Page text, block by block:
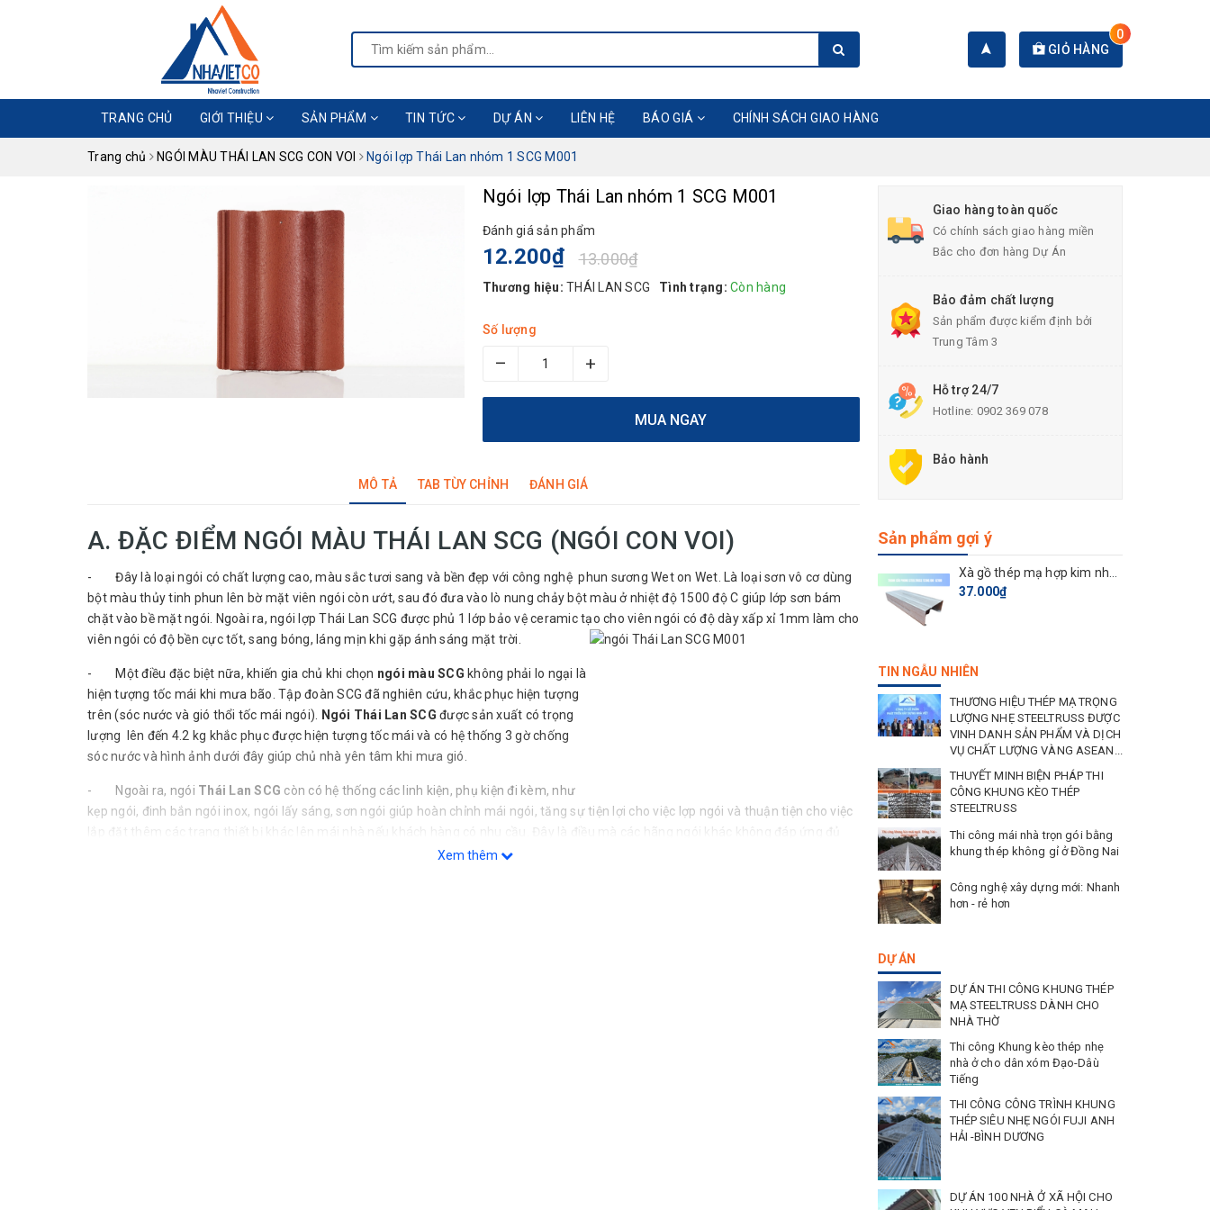
GIỎ HÀNG
0
TRANG CHỦ GIỚI THIỆU SẢN PHẨM TIN TỨC DỰ ÁN LIÊN HỆ BÁO GIÁ CHÍNH SÁCH GIAO HÀNG
Trang chủ NGÓI MÀU THÁI LAN SCG CON VOI Ngói lợp Thái Lan nhóm 1 SCG M001
Ngói lợp Thái Lan nhóm 1 SCG M001
Đánh giá sản phẩm
12.200₫ 13.000₫
Thương hiệu: THÁI LAN SCG Tình trạng: Còn hàng
Số lượng
– +
MUA NGAY
MÔ TẢ TAB TÙY CHỈNH ĐÁNH GIÁ
A. ĐẶC ĐIỂM NGÓI MÀU THÁI LAN SCG (NGÓI CON VOI)
- Đây là loại ngói có chất lượng cao, màu sắc tươi sang và bền đẹp với công nghệ phun sương Wet on Wet. Là loại sơn vô cơ dùng
bột màu thủy tinh phun lên bờ mặt viên ngói còn ướt, sau đó đưa vào lò nung chảy bột màu ở nhiệt độ 1500 độ C giúp lớp sơn bám
chặt vào bề mặt ngói. Ngoài ra, ngói lợp Thái Lan SCG được phủ 1 lớp bảo vệ ceramic tạo cho viên ngói có độ dày xấp xỉ 1mm làm cho
viên ngói có độ bền cực tốt, sang bóng, láng mịn khi gặp ánh sáng mặt trời.
- Một điều đặc biệt nữa, khiến gia chủ khi chọn ngói màu SCG không phải lo ngại là
hiện tượng tốc mái khi mưa bão. Tập đoàn SCG đã nghiên cứu, khắc phục hiện tượng
trên (sóc nước và gió thổi tốc mái ngói).
Ngói Thái Lan SCG được sản xuất có trọng
lượng lên đến 4.2 kg khắc phục được hiện tượng tốc mái và có hệ thống 3 gờ chống
sóc nước và hình ảnh dưới đây giúp chủ nhà yên tâm khi mưa gió.
- Ngoài ra, ngói Thái Lan SCG còn có hệ thống các linh kiện, phụ kiện đi kèm, như
kẹp ngói, đinh bắn ngói inox, ngói lấy sáng, sơn ngói giúp hoàn chỉnh mái ngói, tăng sự tiện lợi cho việc lợp ngói và thuận tiện cho việc
lắp đặt thêm các trang thiết bị khác lên mái nhà nếu khách hàng có nhu cầu. Đây là điều mà các hãng ngói khác không đáp ứng đủ
Xem thêm
Giao hàng toàn quốc
Có chính sách giao hàng miền
Bắc cho đơn hàng Dự Án
Bảo đảm chất lượng
Sản phẩm được kiểm định bởi
Trung Tâm 3
Hỗ trợ 24/7
Hotline: 0902 369 078
Bảo hành
Sản phẩm gợi ý
37.000₫
TIN NGẪU NHIÊN
THƯƠNG HIỆU THÉP MẠ TRỌNG
LƯỢNG NHẸ STEELTRUSS ĐƯỢC
VINH DANH SẢN PHẨM VÀ DỊCH
VỤ CHẤT LƯỢNG VÀNG ASEAN...
THUYẾT MINH BIỆN PHÁP THI
CÔNG KHUNG KÈO THÉP
STEELTRUSS
Thi công mái nhà trọn gói bằng
khung thép không gỉ ở Đồng Nai
Công nghệ xây dựng mới: Nhanh
hơn - rẻ hơn
DỰ ÁN
DỰ ÁN THI CÔNG KHUNG THÉP
MẠ STEELTRUSS DÀNH CHO
NHÀ THỜ
Thi công Khung kèo thép nhẹ
nhà ở cho dân xóm Đạo-Dâù
Tiếng
THI CÔNG CÔNG TRÌNH KHUNG
THÉP SIÊU NHẸ NGÓI FUJI ANH
HẢI -BÌNH DƯƠNG
DỰ ÁN 100 NHÀ Ở XÃ HỘI CHO